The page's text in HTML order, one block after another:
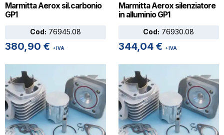
Marmitta Aerox sil.carbonio
GP1
Cod: 76945.08
380,90 € +IVA
Marmitta Aerox silenziatore
in alluminio GP1
Cod: 76930.08
344,04 € +IVA